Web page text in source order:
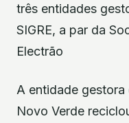
três entidades
SIGRE, a par da
Electrão
A entidade gestora
Novo Verde